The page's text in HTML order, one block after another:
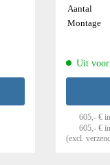
Aantal
Montage
Uit
605,- €
605,- €
(excl.